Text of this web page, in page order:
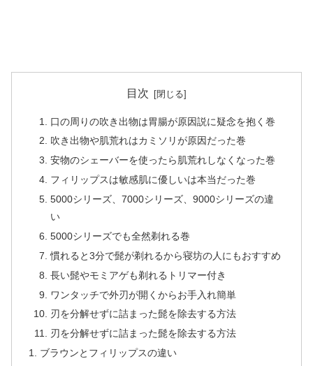
目次
口の周りの吹き出物は胃腸が原因説に疑念を抱く巻
吹き出物や肌荒れはカミソリが原因だった巻
安物のシェーバーを使ったら肌荒れしなくなった巻
フィリップスは敏感肌に優しいは本当だった巻
5000シリーズ、7000シリーズ、9000シリーズの違
い
5000シリーズでも全然剃れる巻
慣れると3分で髭が剃れるから寝坊の人にもおすすめ
長い髭やモミアゲも剃れるトリマー付き
ワンタッチで外刃が開くからお手入れ簡単
刃を分解せずに詰まった髭を除去する方法
刃を分解せずに詰まった髭を除去する方法
ブラウンとフィリップスの違い